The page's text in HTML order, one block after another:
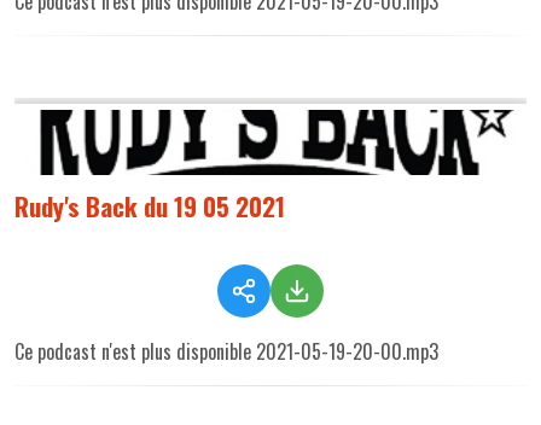
Rudy's Back du 19 05 2021
Ce podcast n'est plus disponible 2021-05-19-20-00.mp3